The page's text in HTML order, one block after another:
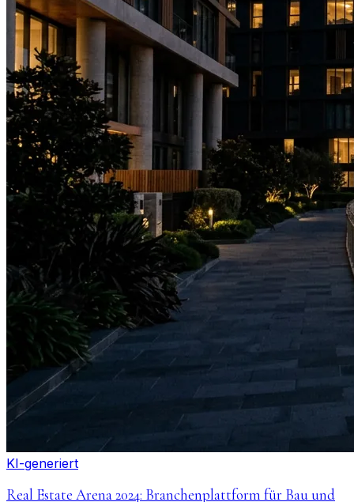
KI-generiert
Real Estate Arena 2024: Branchenplattform für Bau und